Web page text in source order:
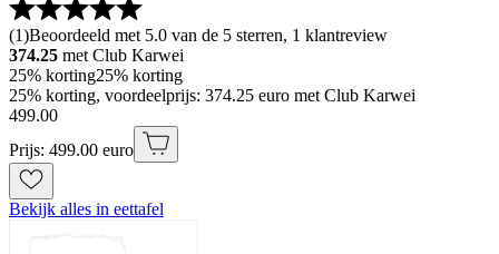
(1)Beoordeeld met 5.0 van de 5 sterren, 1 klantreview
374.25 met Club Karwei
25% korting25% korting
25% korting, voordeelprijs: 374.25 euro met Club Karwei
499.00
Prijs: 499.00 euro
Bekijk alles in eettafel